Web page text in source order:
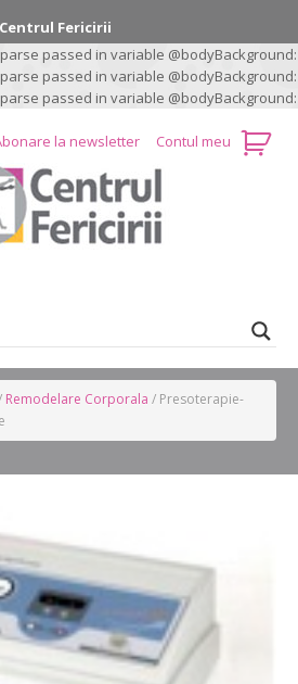
passed in variable @bodyBackground:
passed in variable @bodyBackground:
passed in variable @bodyBackground:
la newsletter Contul meu
Remodelare Corporala / Presoterapie-
Centrul Fericirii